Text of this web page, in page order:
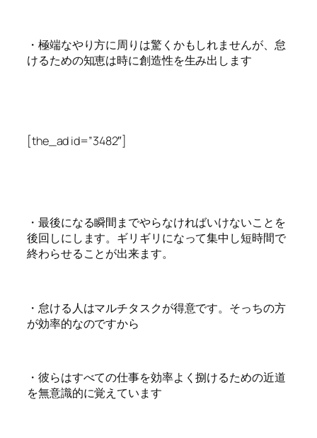
・極端なやり方に周りは驚くかもしれませんが、怠
けるための知恵は時に創造性を生み出します
[the_ad id=”3482″]
・最後になる瞬間までやらなければいけないことを
後回しにします。ギリギリになって集中し短時間で
終わらせることが出来ます。
・怠ける人はマルチタスクが得意です。そっちの方
が効率的なのですから
・彼らはすべての仕事を効率よく捌けるための近道
を無意識的に覚えています